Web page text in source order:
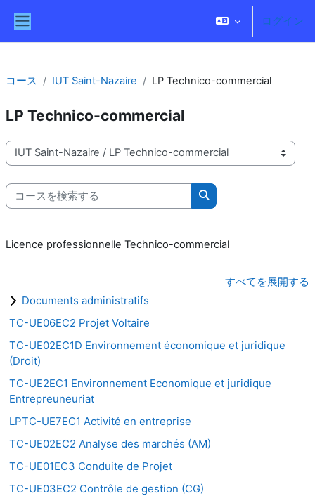
ログイン
コース IUT Saint-Nazaire LP Technico-commercial
LP Technico-commercial
コースカテゴリ
コースを検索する
コースを検索する
Licence professionnelle Technico-commercial
すべてを展開する
Documents administratifs
TC-UE06EC2 Projet Voltaire
TC-UE02EC1D Environnement économique et juridique
(Droit)
TC-UE2EC1 Environnement Economique et juridique
Entrepreuneuriat
LPTC-UE7EC1 Activité en entreprise
TC-UE02EC2 Analyse des marchés (AM)
TC-UE01EC3 Conduite de Projet
TC-UE03EC2 Contrôle de gestion (CG)